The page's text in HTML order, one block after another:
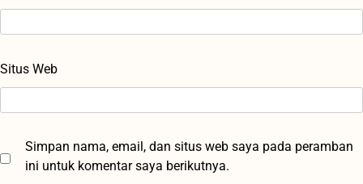
Situs Web
Simpan nama, email, dan situs web saya pada peramban
ini untuk komentar saya berikutnya.